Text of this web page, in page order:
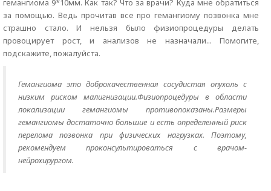
гемангиома 9*10мм. Как так? Что за врачи? Куда мне обратиться
за помощью. Ведь прочитав все про гемангиому позвонка мне
страшно стало. И нельзя было физиопроцедуры делать
провоцирует рост, и анализов не назначали... Помогите,
подскажите, пожалуйста.
Гемангиома это доброкачественная сосудистая опухоль с
низким риском малигнизации.Физиопроцедуры в области
локализации гемангиомы противопоказаны.Размеры
гемангиомы достаточно большие и есть определенный риск
перелома позвонка при физических нагрузках. Поэтому,
рекомендуем проконсультироваться с врачом-
нейрохирургом.